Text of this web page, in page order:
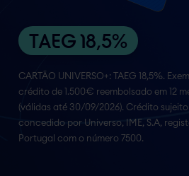
TAEG 18,5%
CARTÃO UNIVERSO+: TAEG 18,5%.
crédito de 1.500€ reembolsado em 12
(válidas até 30/09/2026). Crédito
concedido por Universo, IME, S.A,
Portugal com o número 7500.